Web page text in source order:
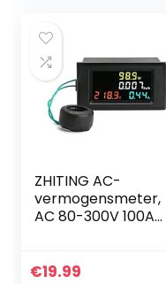
ZHITING AC-
vermogensmeter,
AC 80-300V 100A
kleurenscherm,
€19.99